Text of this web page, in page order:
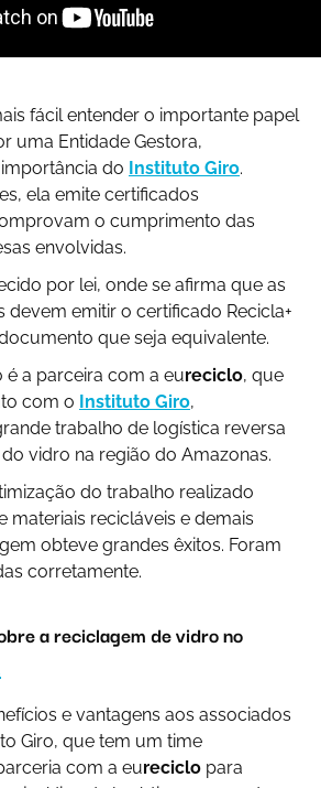
fácil entender o importante papel
uma Entidade Gestora,
do Instituto Giro.
ela emite certificados
o cumprimento das
envolvidas.
por lei, onde se afirma que as
devem emitir o certificado Recicla+
que seja equivalente.
a parceira com a eureciclo, que
com o Instituto Giro,
trabalho de logística reversa
vidro na região do Amazonas.
do trabalho realizado
materiais recicláveis e demais
obteve grandes êxitos. Foram
corretamente.
a reciclagem de vidro no
e vantagens aos associados
Giro, que tem um time
com a eureciclo para